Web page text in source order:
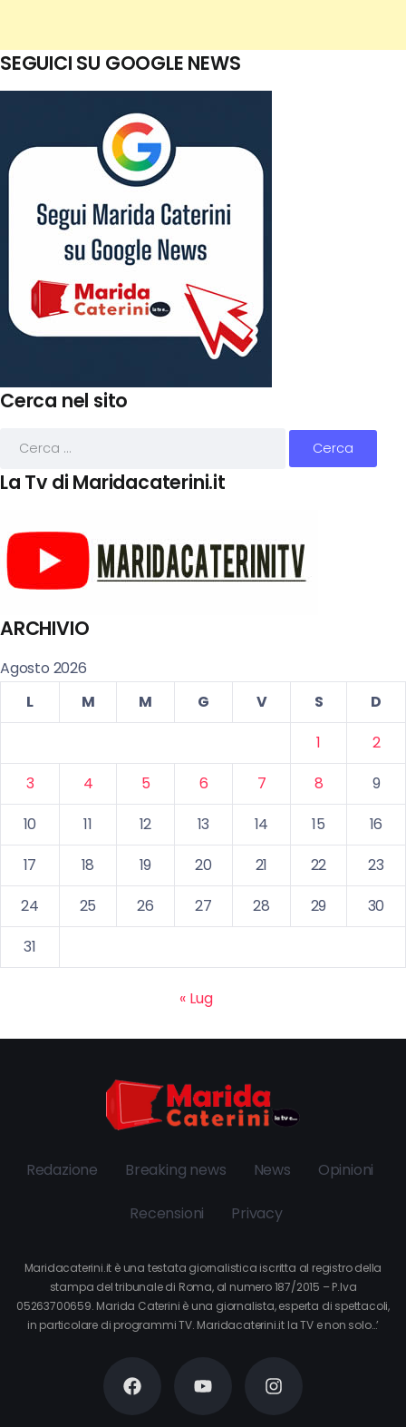
SEGUICI SU GOOGLE NEWS
Cerca nel sito
La Tv di Maridacaterini.it
ARCHIVIO
Agosto 2026
L
M M G V S
D
1
2
3
4 5 6 7 8
9
10
11 12 13 14 15
16
17
18 19 20 21 22
23
24
25 26 27 28 29
30
31
« Lug
Redazione Breaking news News Opinioni
Recensioni Privacy
Maridacaterini.it è una testata giornalistica iscritta al registro della
stampa del tribunale di Roma, al numero 187/2015 – P.Iva
05263700659. Marida Caterini è una giornalista, esperta di spettacoli,
in particolare di programmi TV. Maridacaterini.it la TV e non solo…’